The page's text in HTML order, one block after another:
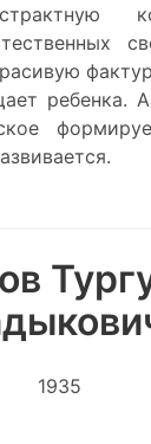
ребенка.
1935